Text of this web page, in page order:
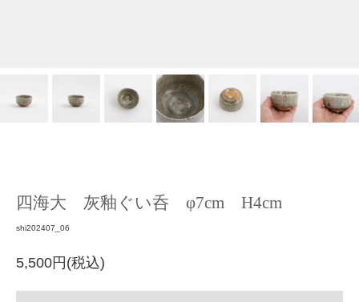
四海大 灰釉ぐい呑 φ7cm H4cm
shi202407_06
5,500円(税込)